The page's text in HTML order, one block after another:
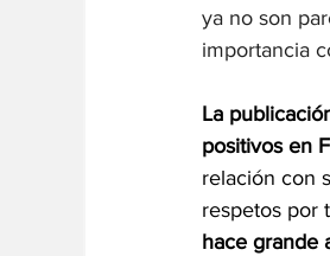
ya no son
importancia
La
positivos en
relación con
respetos por
hace grande